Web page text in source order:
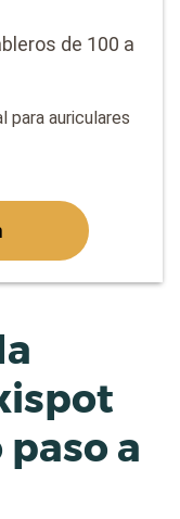
de 100 a
para auriculares
paso a